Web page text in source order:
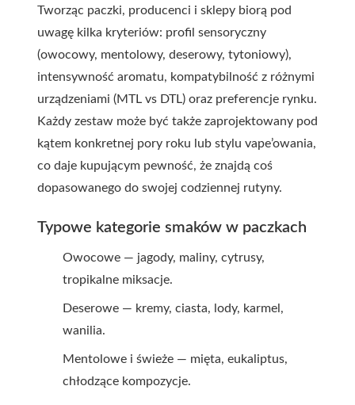
Tworząc paczki, producenci i sklepy biorą pod
uwagę kilka kryteriów: profil sensoryczny
(owocowy, mentolowy, deserowy, tytoniowy),
intensywność aromatu, kompatybilność z różnymi
urządzeniami (MTL vs DTL) oraz preferencje rynku.
Każdy zestaw może być także zaprojektowany pod
kątem konkretnej pory roku lub stylu vape’owania,
co daje kupującym pewność, że znajdą coś
dopasowanego do swojej codziennej rutyny.
Typowe kategorie smaków w paczkach
Owocowe — jagody, maliny, cytrusy,
tropikalne miksacje.
Deserowe — kremy, ciasta, lody, karmel,
wanilia.
Mentolowe i świeże — mięta, eukaliptus,
chłodzące kompozycje.